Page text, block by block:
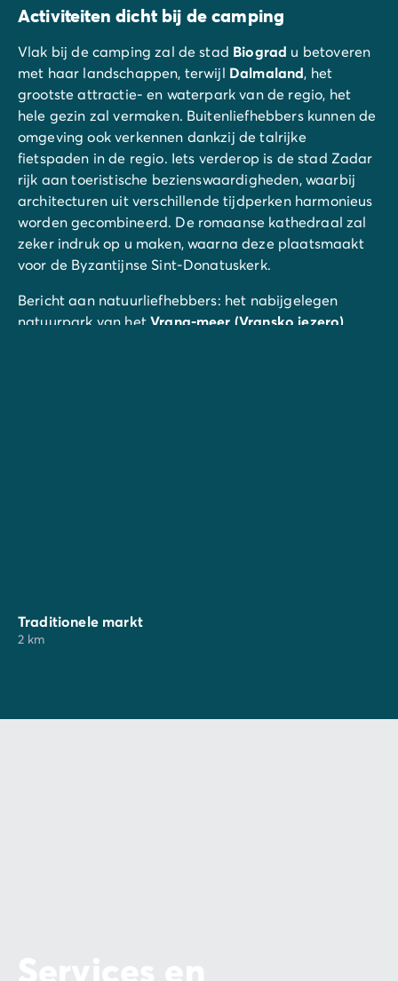
Activiteiten dicht bij de camping
Vlak bij de camping zal de stad Biograd u betoveren
met haar landschappen, terwijl Dalmaland, het
grootste attractie- en waterpark van de regio, het
hele gezin zal vermaken. Buitenliefhebbers kunnen de
omgeving ook verkennen dankzij de talrijke
fietspaden in de regio. Iets verderop is de stad Zadar
rijk aan toeristische bezienswaardigheden, waarbij
architecturen uit verschillende tijdperken harmonieus
worden gecombineerd. De romaanse kathedraal zal
zeker indruk op u maken, waarna deze plaatsmaakt
voor de Byzantijnse Sint-Donatuskerk.
Bericht aan natuurliefhebbers: het nabijgelegen
natuurpark van hetVrana-meer (Vransko jezero)
Traditionele markt
2 km